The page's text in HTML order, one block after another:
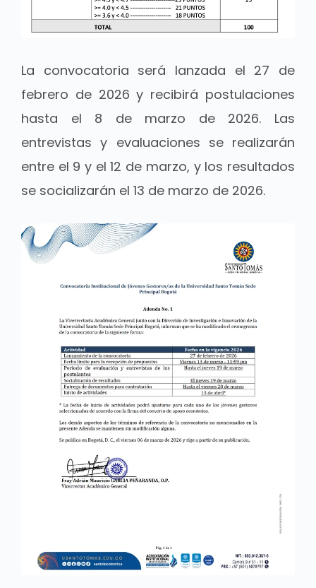
La convocatoria será lanzada el 27 de
febrero de 2026 y recibirá postulaciones
hasta el 8 de marzo de 2026. Las
entrevistas y evaluaciones se realizarán
entre el 9 y el 12 de marzo, y los resultados
se socializarán el 13 de marzo de 2026.